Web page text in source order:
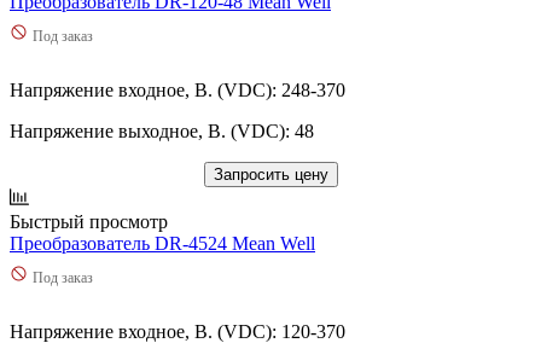
Под заказ
Напряжение входное, В. (VDC): 248-370
Напряжение выходное, В. (VDC): 48
Запросить цену
Быстрый просмотр
Преобразователь DR-4524 Mean Well
Под заказ
Напряжение входное, В. (VDC): 120-370